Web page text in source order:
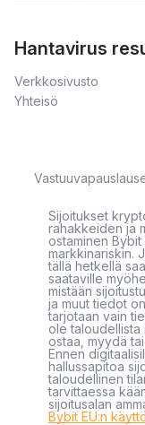
Hantavirus
Verkkosivusto
Yhteisö
Sijoitukset
rahakkeiden ja
ostaminen Bybit
markkinariskin.
tällä hetkellä
saataville
mistään
ja muut tiedot
tarjotaan vain
ole taloudellista
ostaa, myydä
Ennen
hallussapitoa
taloudellinen
tarvittaessa
sijoitusalan
Bybit EU:n